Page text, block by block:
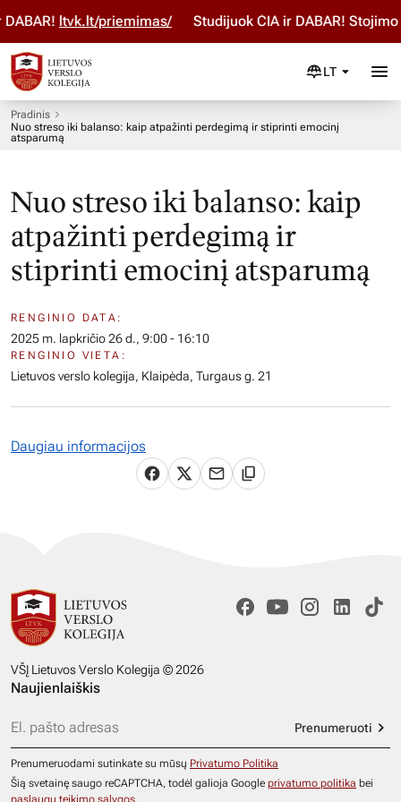
ltvk.lt/priemimas/ Studijuok ČIA ir DABAR!
LT
Pradinis
Nuo streso iki balanso: kaip atpažinti perdegimą ir stiprinti emocinį
atsparumą
Nuo streso iki balanso: kaip
atpažinti perdegimą ir
stiprinti emocinį atsparumą
RENGINIO DATA:
2025 m. lapkričio 26 d., 9:00 - 16:10
RENGINIO VIETA:
Lietuvos verslo kolegija, Klaipėda, Turgaus g. 21
Daugiau informacijos
VŠĮ Lietuvos Verslo Kolegija © 2026
Naujienlaiškis
Prenumeruoti
Prenumeruodami sutinkate su mūsų Privatumo Politika
Šią svetainę saugo reCAPTCHA, todėl galioja Google privatumo politika bei